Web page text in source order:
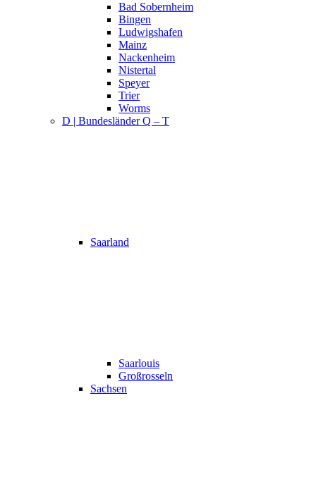
Bad Sobernheim
Bingen
Ludwigshafen
Mainz
Nackenheim
Nistertal
Speyer
Trier
Worms
D | Bundesländer Q – T
Saarland
Saarlouis
Großrosseln
Sachsen